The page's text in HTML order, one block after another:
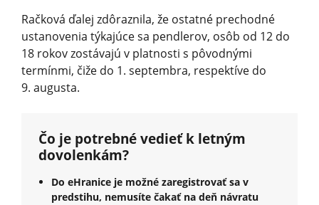
Račková ďalej zdôraznila, že ostatné prechodné
ustanovenia týkajúce sa pendlerov, osôb od 12 do
18 rokov zostávajú v platnosti s pôvodnými
termínmi, čiže do 1. septembra, respektíve do
9. augusta.
Čo je potrebné vedieť k letným
dovolenkám?
Do eHranice je možné zaregistrovať sa v
predstihu, nemusíte čakať na deň návratu